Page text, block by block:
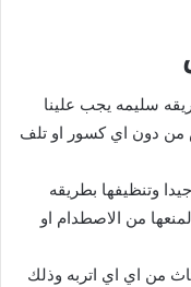
سليمه يجب علينا
من دون اي كسور او تلف
وتنظيفها بطريقه
من الاصطدام او
من اي اي اتربه وذلك